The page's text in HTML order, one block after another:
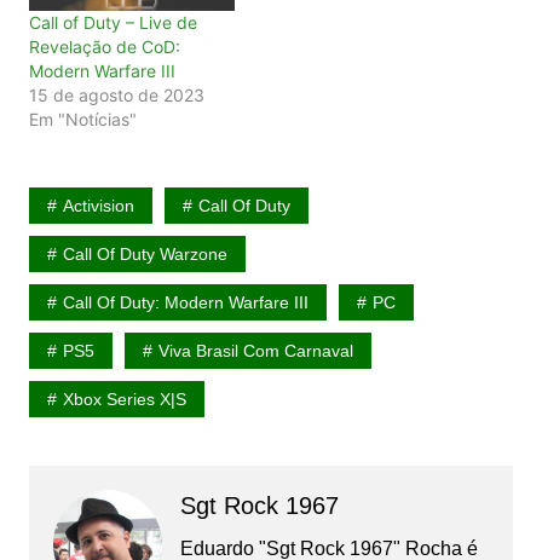
Call of Duty – Live de
Revelação de CoD:
Modern Warfare III
15 de agosto de 2023
Em "Notícias"
Activision Call Of Duty
Call Of Duty Warzone
Call Of Duty: Modern Warfare III PC
PS5 Viva Brasil Com Carnaval
Xbox Series X|S
Sgt Rock 1967
Eduardo "Sgt Rock 1967" Rocha é